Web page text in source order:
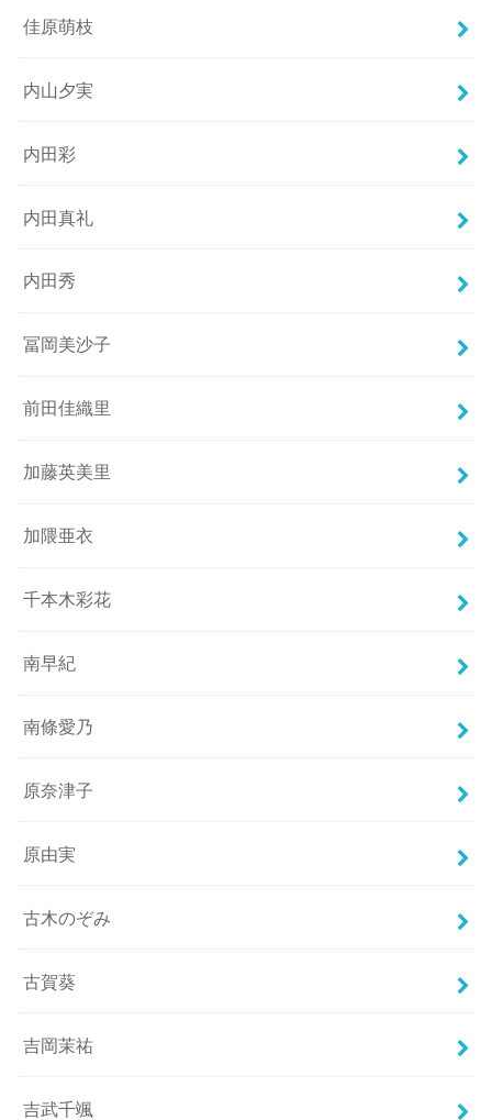
佳原萌枝
内山夕実
内田彩
内田真礼
内田秀
冨岡美沙子
前田佳織里
加藤英美里
加隈亜衣
千本木彩花
南早紀
南條愛乃
原奈津子
原由実
古木のぞみ
古賀葵
吉岡茉祐
吉武千颯